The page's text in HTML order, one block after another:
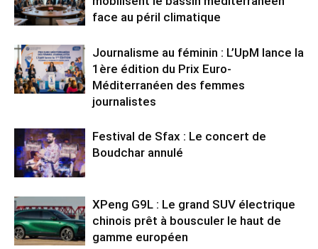
face au péril climatique
Journalisme au féminin : L’UpM lance la
1ère édition du Prix Euro-
Méditerranéen des femmes
journalistes
Festival de Sfax : Le concert de
Boudchar annulé
XPeng G9L : Le grand SUV électrique
chinois prêt à bousculer le haut de
gamme européen